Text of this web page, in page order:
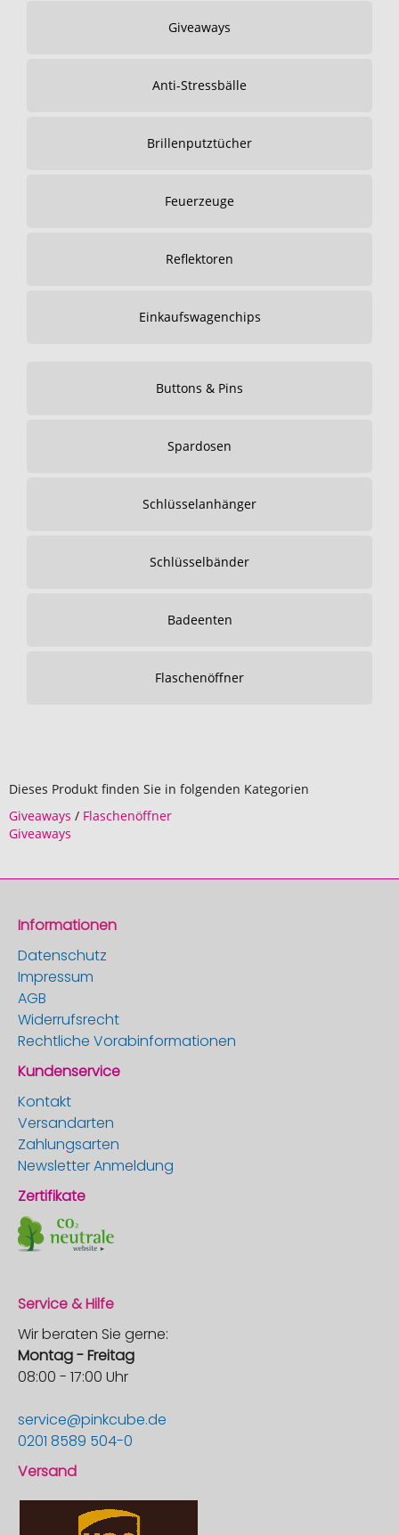
Giveaways
Anti-Stressbälle
Brillenputztücher
Feuerzeuge
Reflektoren
Einkaufswagenchips
Buttons & Pins
Spardosen
Schlüsselanhänger
Schlüsselbänder
Badeenten
Flaschenöffner
Dieses Produkt finden Sie in folgenden Kategorien
Giveaways / Flaschenöffner
Giveaways
Informationen
Datenschutz
Impressum
AGB
Widerrufsrecht
Rechtliche Vorabinformationen
Kundenservice
Kontakt
Versandarten
Zahlungsarten
Newsletter Anmeldung
Zertifikate
Service & Hilfe
Wir beraten Sie gerne:
Montag - Freitag
08:00 - 17:00 Uhr
service@pinkcube.de
0201 8589 504-0
Versand